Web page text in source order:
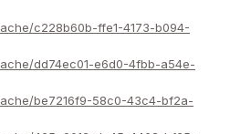
c228b60b-ffe1-4173-b094-
dd74ec01-e6d0-4fbb-a54e-
be7216f9-58c0-43c4-bf2a-